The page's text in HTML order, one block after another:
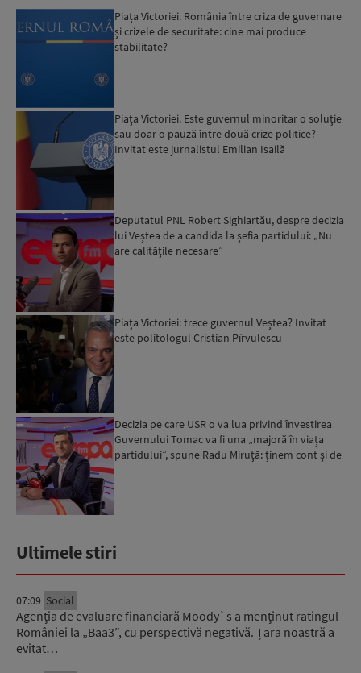
Piața Victoriei. România între criza de guvernare
și crizele de securitate: cine mai produce
stabilitate?
Piața Victoriei. Este guvernul minoritar o soluție
sau doar o pauză între două crize politice?
Invitat este jurnalistul Emilian Isailă
Deputatul PNL Robert Sighiartău, despre decizia
lui Veștea de a candida la șefia partidului: „Nu
are calitățile necesare”
Piața Victoriei: trece guvernul Veștea? Invitat
este politologul Cristian Pîrvulescu
Decizia pe care USR o va lua privind învestirea
Guvernului Tomac va fi una „majoră în viața
partidului”, spune Radu Miruță: ținem cont și de
Ultimele stiri
07:09 Social
Agenția de evaluare financiară Moody`s a menținut ratingul
României la „Baa3”, cu perspectivă negativă. Țara noastră a
evitat…